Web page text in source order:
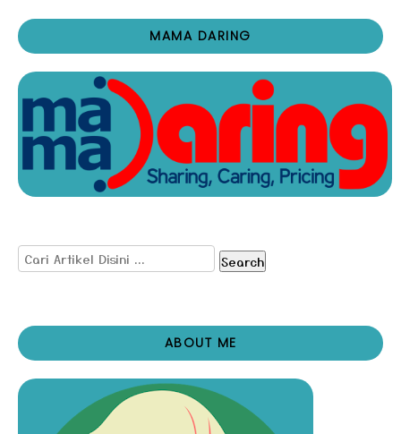
MAMA DARING
Search
ABOUT ME